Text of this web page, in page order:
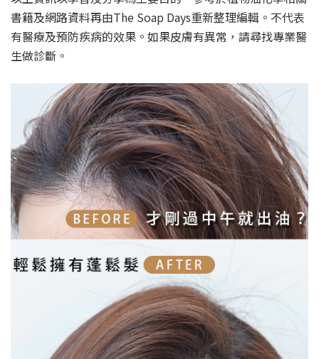
書籍及網路資料再由The Soap Days重新整理編輯。不代表
有醫療及預防疾病的效果。如果皮膚有異常，請尋找專業醫
生做診斷。